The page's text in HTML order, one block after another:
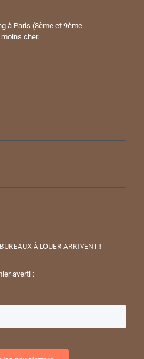
à Paris (8ème et 9ème
cher.
À LOUER ARRIVENT !
averti :